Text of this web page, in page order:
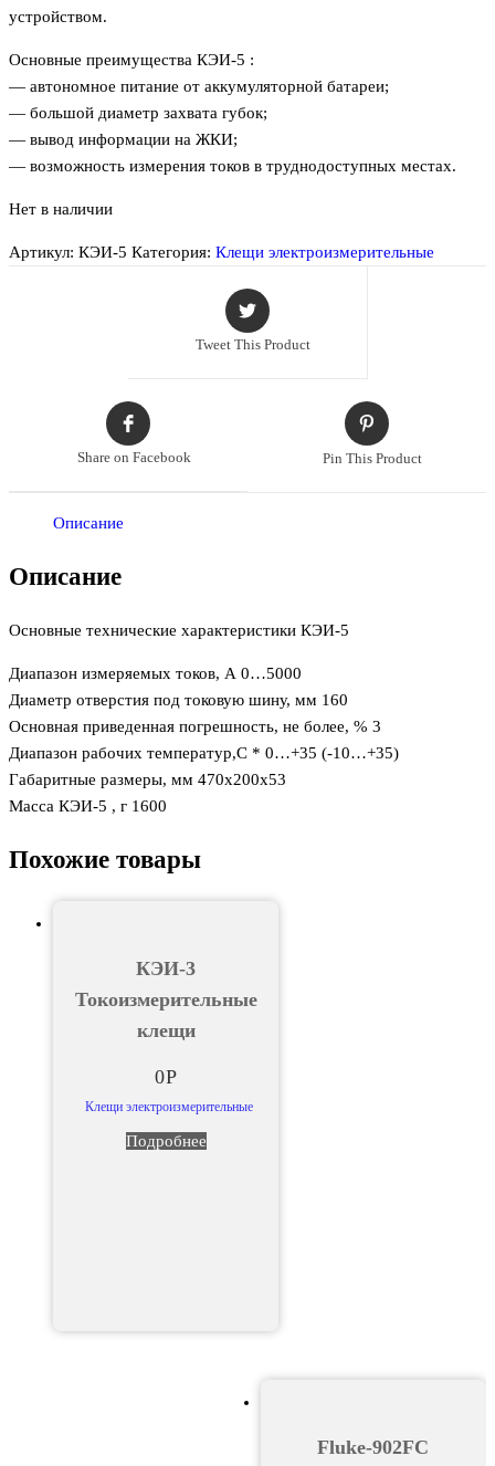
устройством.
Основные преимущества КЭИ-5 :
— автономное питание от аккумуляторной батареи;
— большой диаметр захвата губок;
— вывод информации на ЖКИ;
— возможность измерения токов в труднодоступных местах.
Нет в наличии
Артикул: КЭИ-5 Категория: Клещи электроизмерительные
Tweet This Product
Share on Facebook Pin This Product
Описание
Описание
Основные технические характеристики КЭИ-5
Диапазон измеряемых токов, А 0…5000
Диаметр отверстия под токовую шину, мм 160
Основная приведенная погрешность, не более, % 3
Диапазон рабочих температур,С * 0…+35 (-10…+35)
Габаритные размеры, мм 470х200х53
Масса КЭИ-5 , г 1600
Похожие товары
КЭИ-3
Токоизмерительные
клещи
0Р
Клещи электроизмерительные
Подробнее
Fluke-902FC